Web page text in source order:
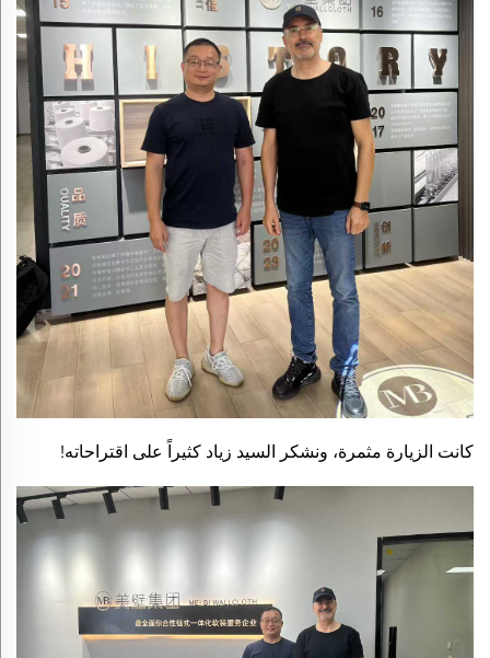
كانت الزيارة مثمرة، ونشكر السيد زياد كثيراً على اقتراحاته!